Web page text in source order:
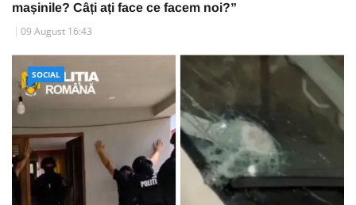
mașinile? Câți ați face ce facem noi?”
09 August 16:43
SOCIAL